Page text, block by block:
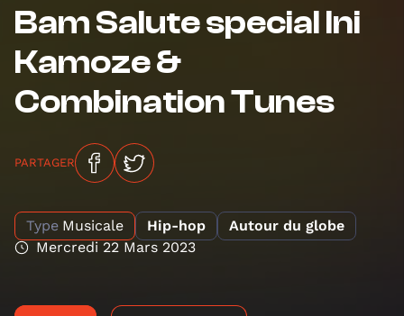
Bam Salute special Ini
Kamoze &
Combination Tunes
PARTAGER
Type Musicale Hip-hop
Autour du globe
Mercredi 22 Mars 2023